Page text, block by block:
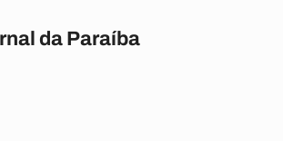
da Paraíba